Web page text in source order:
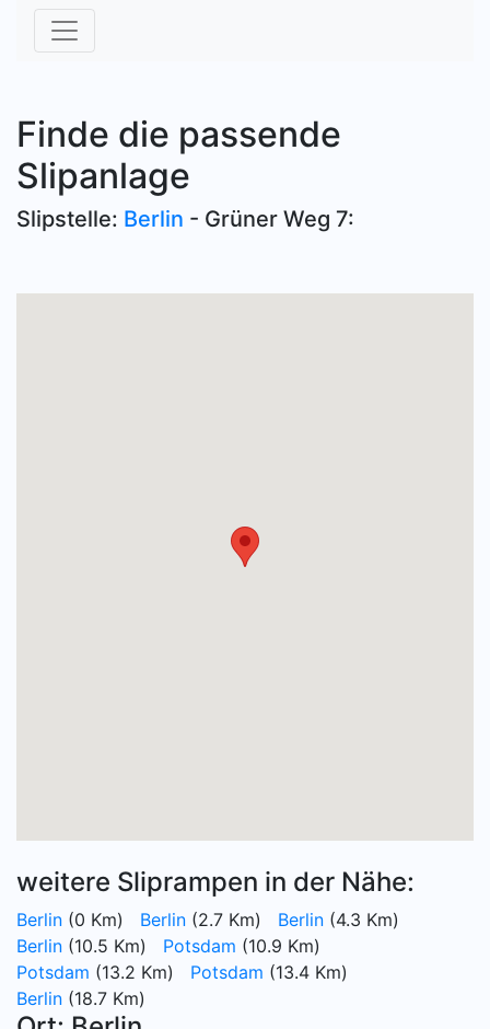
Finde die passende
Slipanlage
Slipstelle: Berlin - Grüner Weg 7:
weitere Sliprampen in der Nähe:
Berlin (0 Km) Berlin (2.7 Km) Berlin (4.3 Km)
Berlin (10.5 Km) Potsdam (10.9 Km)
Potsdam (13.2 Km) Potsdam (13.4 Km)
Berlin (18.7 Km)